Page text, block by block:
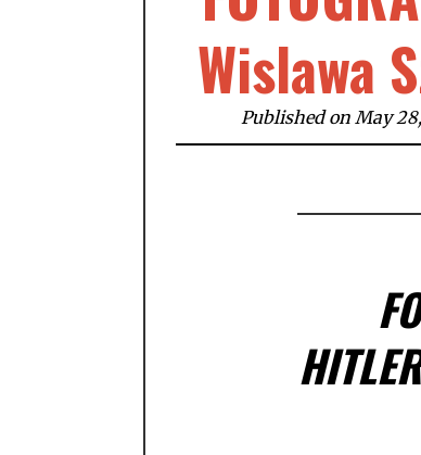
Wislawa
Published on May